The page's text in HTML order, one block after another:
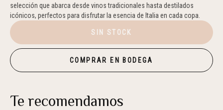
selección que abarca desde vinos tradicionales hasta destilados
icónicos, perfectos para disfrutar la esencia de Italia en cada copa.
SIN STOCK
COMPRAR EN BODEGA
Te recomendamos